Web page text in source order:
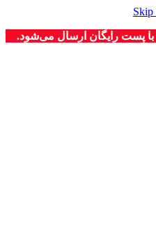
Skip
با پست رایگان ارسال می‌شود.